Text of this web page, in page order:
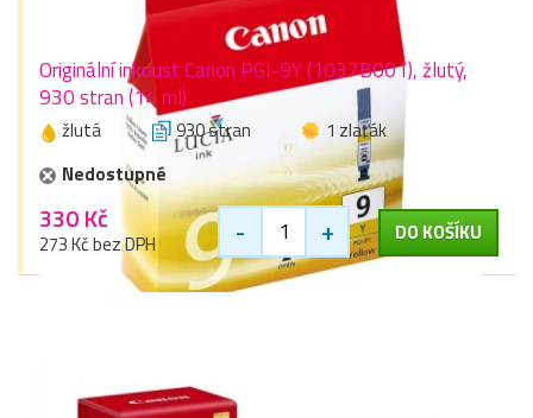
Originální inkoust Canon PGI-9Y (1037B001), žlutý,
930 stran (14 ml)
žlutá 930 stran
1 zlaťák
Nedostupné
330 Kč
273 Kč bez DPH - + DO KOŠÍKU